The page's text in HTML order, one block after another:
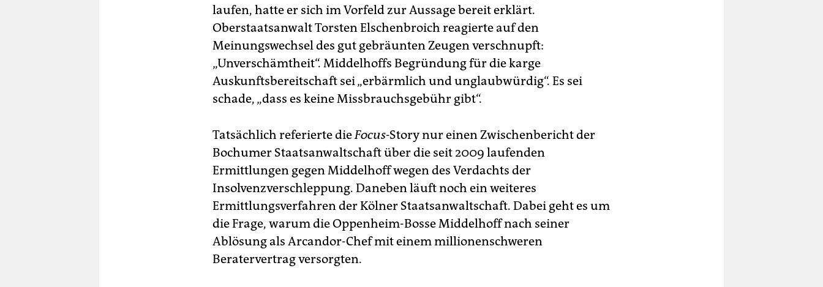
laufen, hatte er sich im Vorfeld zur Aussage bereit erklärt.
Oberstaatsanwalt Torsten Elschenbroich reagierte auf den
Meinungswechsel des gut gebräunten Zeugen verschnupft:
„Unverschämtheit“. Middelhoffs Begründung für die karge
Auskunftsbereitschaft sei „erbärmlich und unglaubwürdig“. Es sei
schade, „dass es keine Missbrauchsgebühr gibt“.
Tatsächlich referierte dieFocus-Story nur einen Zwischenbericht der
Bochumer Staatsanwaltschaft über die seit 2009 laufenden
Ermittlungen gegen Middelhoff wegen des Verdachts der
Insolvenzverschleppung. Daneben läuft noch ein weiteres
Ermittlungsverfahren der Kölner Staatsanwaltschaft. Dabei geht es um
die Frage, warum die Oppenheim-Bosse Middelhoff nach seiner
Ablösung als Arcandor-Chef mit einem millionenschweren
Beratervertrag versorgten.